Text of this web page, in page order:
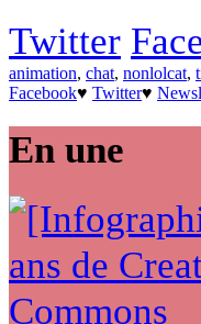
Twitter
animation, chat, nonlolcat,
Facebook♥ Twitter♥
En une